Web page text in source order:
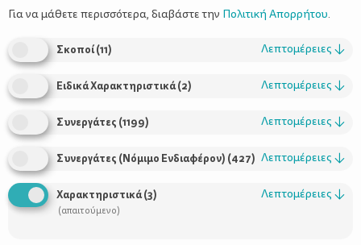
φέρει τα πάνω κάτω στο μέχρι πρότινος χειμωνιάτικο σπίτι
Αν ο Οκτώβριος είναι παραδοσιακά ο μήνας που το σπίτι
«ντύνεται» για τις επερχόμενες κρύες μέρες και νύχτες, ο
πολυτραγουδισμένος ξανθός Απρίλης του Μίκη Θεοδωράκη,
μήνας της Πασχαλιάς και της Ανάστασης, δείχνει στον χειμώνα
την έξοδο και μας ωθεί προς μικρές και μεγάλες αλλαγές. Οι
παλιές νοικοκυρές ξεκινούσαν τις αλλαγές της ζωής τους από το
ίδιο τους το σπίτι. Οι σύγχρονες εργαζόμενες γυναίκες πιάνουμε
την άκρη του νήματος της ανανέωσης από τον εαυτό μας.
Όποια κι αν είναι η αφετηρία του καθενός, το σπίτι είναι εκεί
που αφήνεις, όχι το καπέλο, αλλά την καρδιά σου, οπότε ας
Για να μάθετε περισσότερα, διαβάστε την Πολιτική Απορρήτου.
Σκοποί(11) Λεπτομέρειες ↓
Ειδικά Χαρακτηριστικά(2) Λεπτομέρειες ↓
Συνεργάτες (1199) Λεπτομέρειες ↓
Συνεργάτες (Νόμιμο Ενδιαφέρον) (427) Λεπτομέρειες ↓
Χαρακτηριστικά(3)
(απαιτούμενο)
Λεπτομέρειες ↓